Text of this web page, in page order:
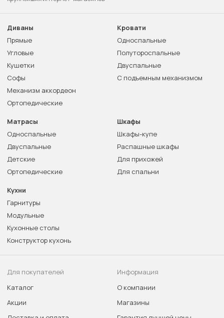
Диваны
Прямые
Угловые
Кушетки
Софы
Механизм аккордеон
Ортопедические
Кровати
Односпальные
Полутороспальные
Двуспальные
С подъемным механизмом
Матрасы
Односпальные
Двуспальные
Детские
Ортопедические
Шкафы
Шкафы-купе
Распашные шкафы
Для прихожей
Для спальни
Кухни
Гарнитуры
Модульные
Кухонные столы
Конструктор кухонь
Для покупателей
Каталог
Акции
Информация
О компании
Магазины